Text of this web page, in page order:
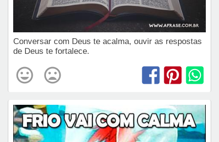
Conversar com Deus te acalma, ouvir as respostas
de Deus te fortalece.